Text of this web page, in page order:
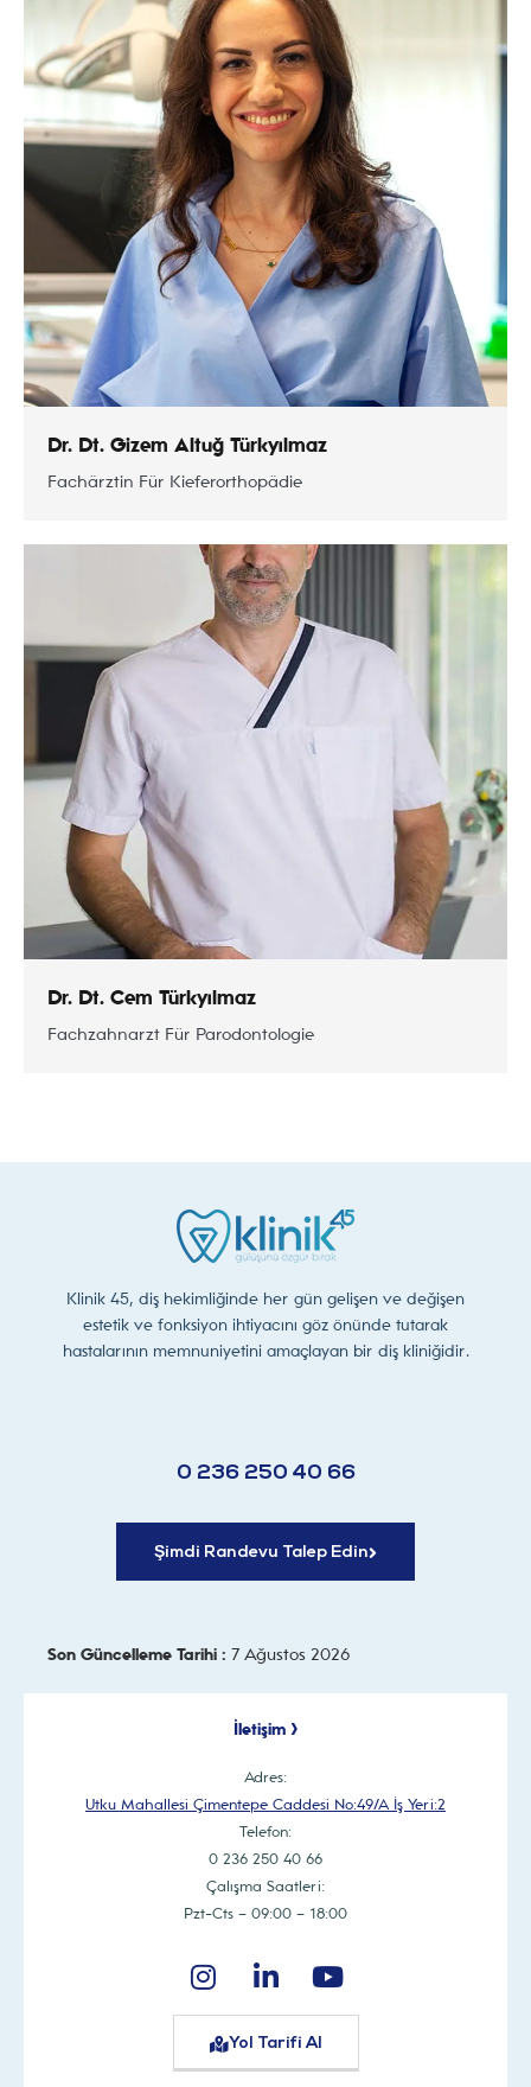
Dr. Dt. Gizem Altuğ Türkyılmaz
Fachärztin Für Kieferorthopädie
Dr. Dt. Cem Türkyılmaz
Fachzahnarzt Für Parodontologie
Klinik 45, diş hekimliğinde her gün gelişen ve değişen
estetik ve fonksiyon ihtiyacını göz önünde tutarak
hastalarının memnuniyetini amaçlayan bir diş kliniğidir.
0 236 250 40 66
Şimdi Randevu Talep Edin
Son Güncelleme Tarihi : 7 Ağustos 2026
İletişim >
Adres:
Utku Mahallesi Çimentepe Caddesi No:49/A İş Yeri:2
Telefon:
0 236 250 40 66
Çalışma Saatleri:
Pzt-Cts – 09:00 – 18:00
Yol Tarifi Al